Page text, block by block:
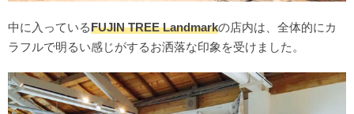
中に入っているFUJIN TREE Landmarkの店内は、全体的にカ
ラフルで明るい感じがするお洒落な印象を受けました。